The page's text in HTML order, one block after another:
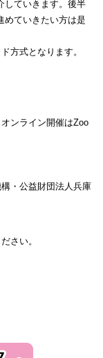
していきます。後半
めていきたい方は是
方式となります。
ンライン開催はZoo
・公益財団法人兵庫
さい。